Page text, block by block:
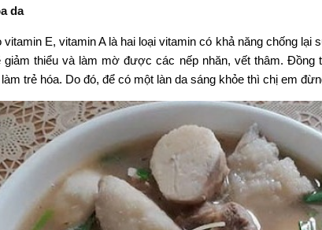
da
vitamin E, vitamin A là hai loại vitamin có khả năng chống lại
giảm thiểu và làm mờ được các nếp nhăn, vết thâm. Đồng
trẻ hóa. Do đó, để có một làn da sáng khỏe thì chị em